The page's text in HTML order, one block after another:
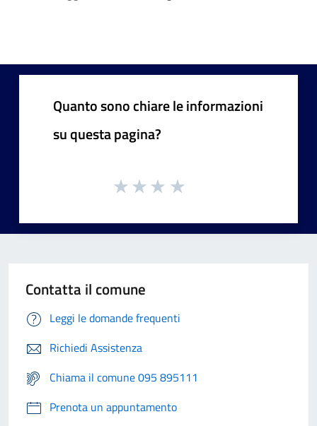
Quanto sono chiare le informazioni
su questa pagina?
Contatta il comune
Leggi le domande frequenti
Richiedi Assistenza
Chiama il comune 095 895111
Prenota un appuntamento